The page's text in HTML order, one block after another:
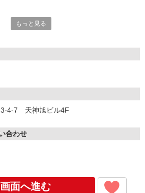
、メールorお電話でご連絡します。
など）・出張面接・事務所面接と選べま
学の調整もOKです！
もっと見る
3-4-7 天神旭ビル4F
合わせ
面へ進む